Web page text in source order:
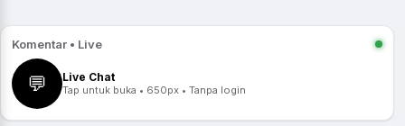
Komentar • Live
💬 Live Chat
Tap untuk buka • 650px • Tanpa login